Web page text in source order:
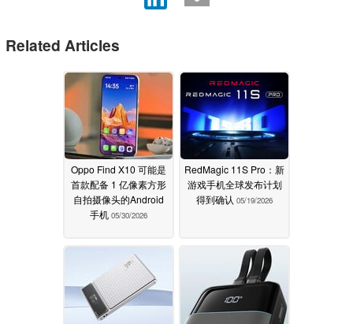
Related Articles
Oppo Find X10 可能是
首款配备 1 亿像素方形
自拍摄像头的Android
手机 05/30/2026
RedMagic 11S Pro：新
游戏手机全球发布计划
得到确认 05/19/2026